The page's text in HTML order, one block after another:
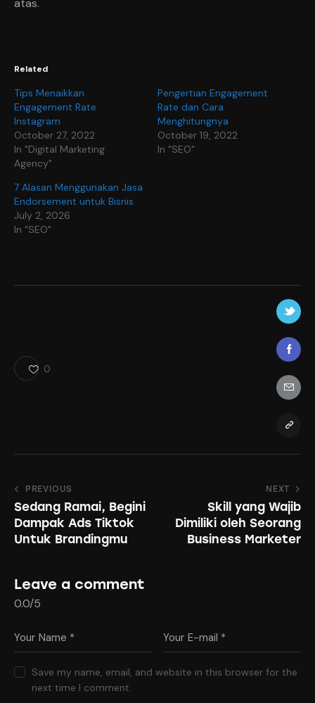
atas.
Related
Tips Menaikkan
Engagement Rate
Instagram
October 27, 2022
In "Digital Marketing
Agency"
Pengertian Engagement
Rate dan Cara
Menghitungnya
October 19, 2022
In "SEO"
7 Alasan Menggunakan Jasa
Endorsement untuk Bisnis
July 2, 2026
In "SEO"
0
Post
navigation
PREVIOUS
Sedang Ramai, Begini
Dampak Ads Tiktok
Untuk Brandingmu
NEXT
Skill yang Wajib
Dimiliki oleh Seorang
Business Marketer
Leave a comment
0.0/5
Save my name, email, and website in this browser for the
next time I comment.